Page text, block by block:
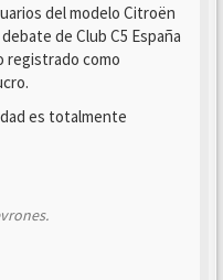
del modelo Citroën
de Club C5 España
registrado como
es totalmente